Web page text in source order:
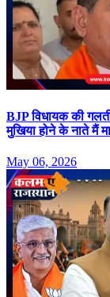
BJP विधायक की
मुखिया होने के नाते मैं
May 06, 2026